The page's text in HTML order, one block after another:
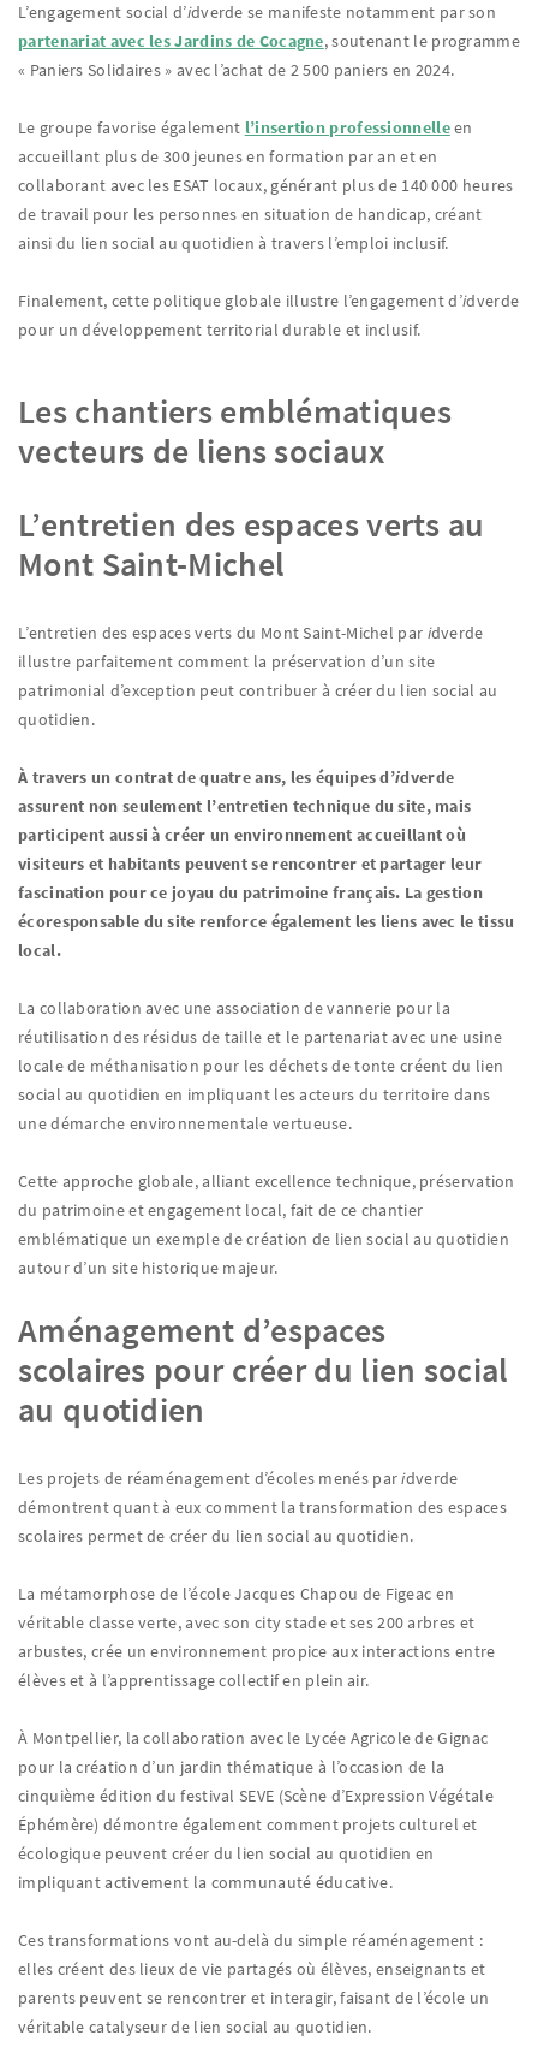
L’engagement social d’idverde se manifeste notamment par son
partenariat avec les Jardins de Cocagne, soutenant le programme
« Paniers Solidaires » avec l’achat de 2 500 paniers en 2024.
Le groupe favorise également l’insertion professionnelleen
accueillant plus de 300 jeunes en formation par an et en
collaborant avec les ESAT locaux, générant plus de 140 000 heures
de travail pour les personnes en situation de handicap, créant
ainsi du lien social au quotidien à travers l’emploi inclusif.
Finalement, cette politique globale illustre l’engagement d’idverde
pour un développement territorial durable et inclusif.
Les chantiers emblématiques
vecteurs de liens sociaux
L’entretien des espaces verts au
Mont Saint-Michel
L’entretien des espaces verts du Mont Saint-Michel par idverde
illustre parfaitement comment la préservation d’un site
patrimonial d’exception peut contribuer à créer du lien social au
quotidien.
À travers un contrat de quatre ans, les équipes d’idverde
assurent non seulement l’entretien technique du site, mais
participent aussi à créer un environnement accueillant où
visiteurs et habitants peuvent se rencontrer et partager leur
fascination pour ce joyau du patrimoine français. La gestion
écoresponsable du site renforce également les liens avec le tissu
local.
La collaboration avec une association de vannerie pour la
réutilisation des résidus de taille et le partenariat avec une usine
locale de méthanisation pour les déchets de tonte créent du lien
social au quotidien en impliquant les acteurs du territoire dans
une démarche environnementale vertueuse.
Cette approche globale, alliant excellence technique, préservation
du patrimoine et engagement local, fait de ce chantier
emblématique un exemple de création de lien social au quotidien
autour d’un site historique majeur.
Aménagement d’espaces
scolaires pour créer du lien social
au quotidien
Les projets de réaménagement d’écoles menés paridverde
démontrent quant à eux comment la transformation des espaces
scolaires permet de créer du lien social au quotidien.
La métamorphose de l’école Jacques Chapou de Figeac en
véritable classe verte, avec son city stade et ses 200 arbres et
arbustes, crée un environnement propice aux interactions entre
élèves et à l’apprentissage collectif en plein air.
À Montpellier, la collaboration avec le Lycée Agricole de Gignac
pour la création d’un jardin thématique à l’occasion de la
cinquième édition du festival SEVE (Scène d’Expression Végétale
Éphémère) démontre également comment projets culturel et
écologique peuvent créer du lien social au quotidien en
impliquant activement la communauté éducative.
Ces transformations vont au-delà du simple réaménagement :
elles créent des lieux de vie partagés où élèves, enseignants et
parents peuvent se rencontrer et interagir, faisant de l’école un
véritable catalyseur de lien social au quotidien.